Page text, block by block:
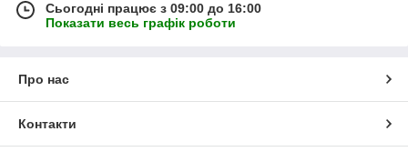
Сьогодні працює з 09:00 до 16:00
Показати весь графік роботи
Про нас
Контакти